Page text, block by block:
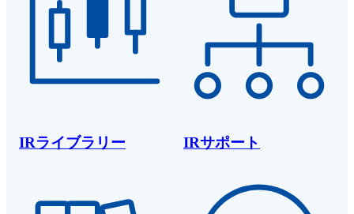
IRライブラリー IRサポート